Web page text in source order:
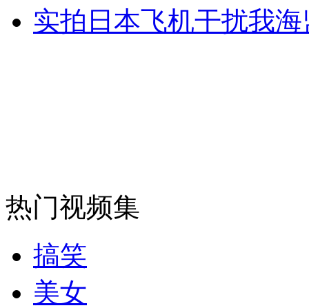
安徽一实载49人客车翻车
司机酒驾遇交警 急速倒车逃窜
实拍日本飞机干扰我
热门视频集
搞笑
美女